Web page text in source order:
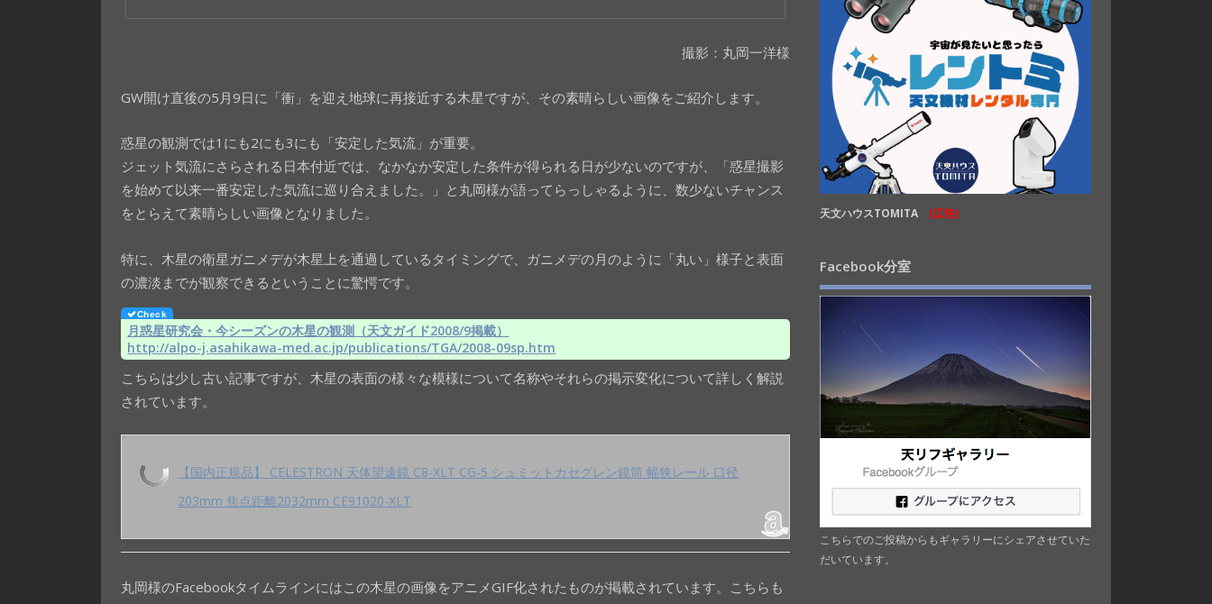
撮影：丸岡一洋様
GW開け直後の5月9日に「衝」を迎え地球に再接近する木星ですが、その素晴らしい画像をご紹介します。
惑星の観測では1にも2にも3にも「安定した気流」が重要。
ジェット気流にさらされる日本付近では、なかなか安定した条件が得られる日が少ないのですが、「惑星撮影
を始めて以来一番安定した気流に巡り合えました。」と丸岡様が語ってらっしゃるように、数少ないチャンス
をとらえて素晴らしい画像となりました。
特に、木星の衛星ガニメデが木星上を通過しているタイミングで、ガニメデの月のように「丸い」様子と表面
の濃淡までが観察できるということに驚愕です。
月惑星研究会・今シーズンの木星の観測（天文ガイド2008/9掲載）
http://alpo-j.asahikawa-med.ac.jp/publications/TGA/2008-09sp.htm
こちらは少し古い記事ですが、木星の表面の様々な模様について名称やそれらの掲示変化について詳しく解説
されています。
【国内正規品】 CELESTRON 天体望遠鏡 C8-XLT CG-5 シュミットカセグレン鏡筒 幅狭レール 口径
203mm 焦点距離2032mm CE91020-XLT
丸岡様のFacebookタイムラインにはこの木星の画像をアニメGIF化されたものが掲載されています。こちらも
天文ハウスTOMITA (広告)
Facebook分室
こちらでのご投稿からもギャラリーにシェアさせていた
だいています。